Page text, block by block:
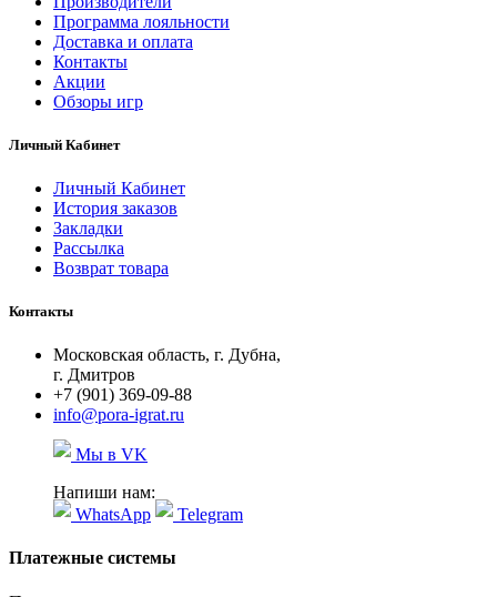
Программа лояльности
Доставка и оплата
Контакты
Акции
Обзоры игр
Личный Кабинет
Личный Кабинет
История заказов
Закладки
Рассылка
Возврат товара
Контакты
Московская область, г. Дубна,
г. Дмитров
+7 (901) 369-09-88
info@pora-igrat.ru
Мы в VK
Напиши нам:
WhatsApp
Telegram
Платежные системы